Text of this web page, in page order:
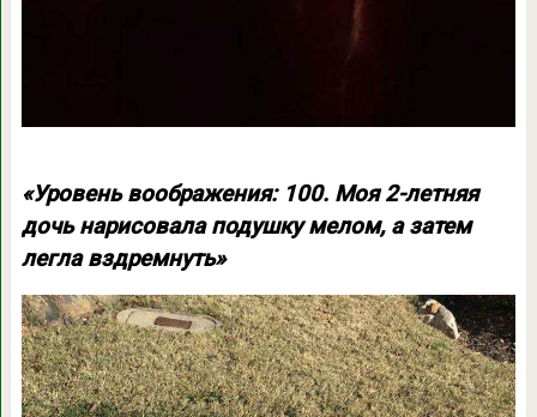
«Уровень воображения: 100. Моя 2-летняя
дочь нарисовала подушку мелом, а затем
легла вздремнуть»